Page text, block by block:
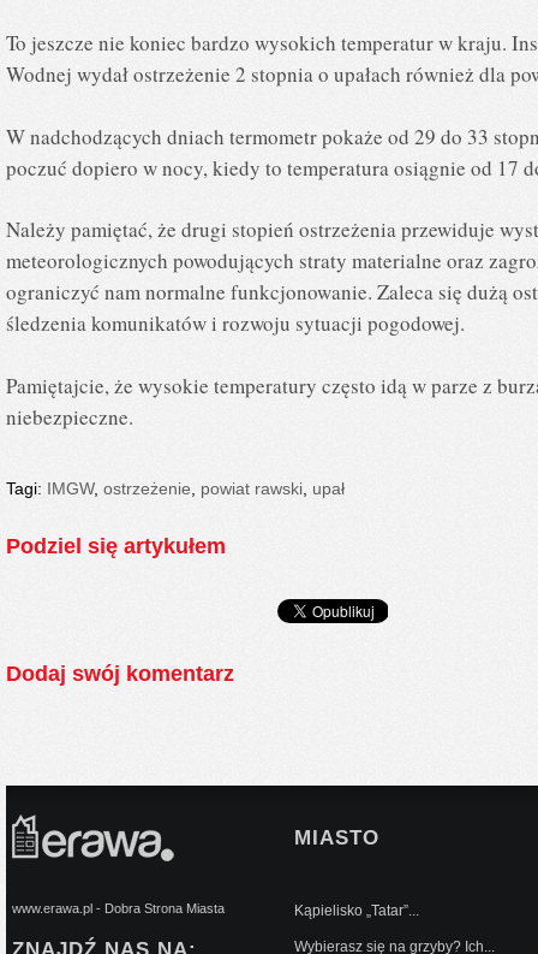
To jeszcze nie koniec bardzo wysokich temperatur w kraju.
Wodnej wydał ostrzeżenie 2 stopnia o upałach również dla
W nadchodzących dniach termometr pokaże od 29 do 33
poczuć dopiero w nocy, kiedy to temperatura osiągnie od 17
Należy pamiętać, że drugi stopień ostrzeżenia przewiduje
meteorologicznych powodujących straty materialne oraz
ograniczyć nam normalne funkcjonowanie. Zaleca się dużą
śledzenia komunikatów i rozwoju sytuacji pogodowej.
Pamiętajcie, że wysokie temperatury często idą w parze z
niebezpieczne.
Tagi: IMGW, ostrzeżenie powiat rawski upał
Podziel się artykułem
Dodaj swój komentarz
www.erawa.pl - Dobra Strona Miasta
MIASTO
Kąpielisko „Tatar”...
Wybierasz się na grzyby? Ich...